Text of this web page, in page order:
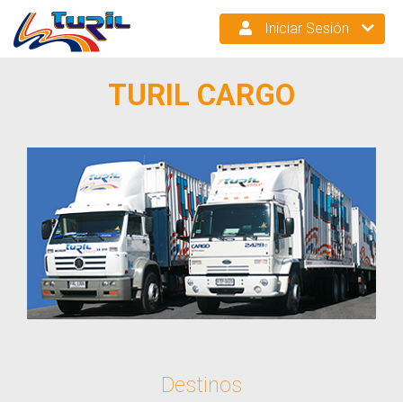
Iniciar Sesión
TURIL CARGO
Destinos